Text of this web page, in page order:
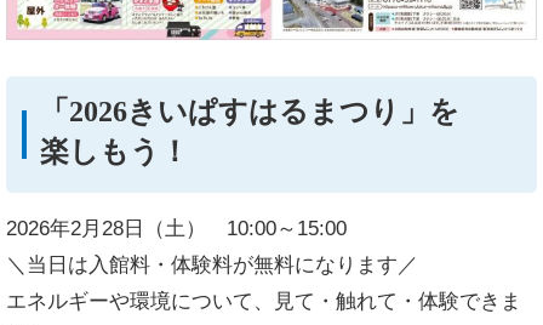
「2026きいぱすはるまつり」を
楽しもう！
2026年2月28日（土） 10:00～15:00
＼当日は入館料・体験料が無料になります／
エネルギーや環境について、見て・触れて・体験できま